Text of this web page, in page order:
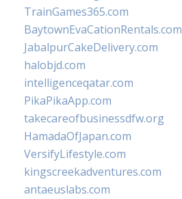
TrainGames365.com
BaytownEvaCationRentals.com
JabalpurCakeDelivery.com
halobjd.com
intelligenceqatar.com
PikaPikaApp.com
takecareofbusinessdfw.org
HamadaOfJapan.com
VersifyLifestyle.com
kingscreekadventures.com
antaeuslabs.com